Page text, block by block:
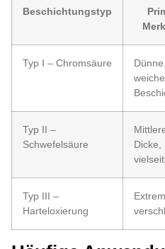
Beschichtungstyp
Typ I – Chromsäure
Dünne,
weiche
Typ II –
Schwefelsäure
Dicke,
Typ III –
Harteloxierung